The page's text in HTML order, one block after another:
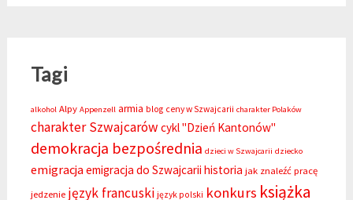
Tagi
alkohol Alpy Appenzell armia blog ceny w Szwajcarii charakter Polaków
charakter Szwajcarów cykl "Dzień Kantonów"
demokracja bezpośrednia dzieci w Szwajcarii dziecko
emigracjaemigracja do Szwajcarii historia jak znaleźć pracę
jedzenie język francuski język polski konkurs książka